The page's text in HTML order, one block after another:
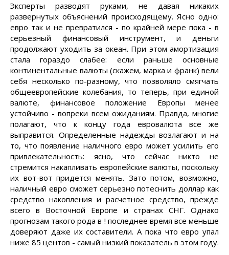
Эксперты разводят руками, не давая никаких
развернутых объяснений происходящему. Ясно одно:
евро так и не превратился - по крайней мере пока - в
серьезный финансовый инструмент, и деньги
продолжают уходить за океан. При этом амортизация
стала гораздо слабее: если раньше основные
континентальные валюты (скажем, марка и франк) вели
себя несколько по-разному, что позволяло смягчать
общеевропейские колебания, то теперь, при единой
валюте, финансовое положение Европы менее
устойчиво - вопреки всем ожиданиям. Правда, многие
полагают, что к концу года евровалюта все же
выправится. Определенные надежды возлагают и на
то, что появление наличного евро может усилить его
привлекательность: ясно, что сейчас никто не
стремится накапливать европейские валюты, поскольку
их вот-вот придется менять. Зато потом, возможно,
наличный евро сможет серьезно потеснить доллар как
средство накопления и расчетное средство, прежде
всего в Восточной Европе и странах СНГ. Однако
прогнозам такого рода в ! последнее время все меньше
доверяют даже их составители. А пока что евро упал
ниже 85 центов - самый низкий показатель в этом году.